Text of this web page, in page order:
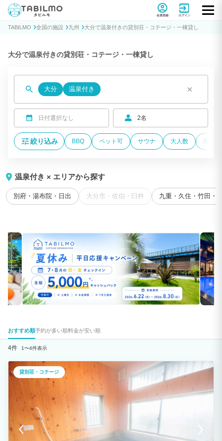
貸別荘コテージ・一棟貸し宿泊予約サイトTABILMO(タビルモ)
会員登録 ログイン
TABILMO 全国の施設 九州 大分で温泉付きの貸別荘・コテージ・一棟貸し
大分で温泉付きの貸別荘・コテージ・一棟貸し
大分 温泉付き ×
日付選択なし 2名
絞り込み BBQ ペット可 サウナ 大人数 海が
温泉付き × エリアから探す
別府・湯布院・日出 大分市・佐伯・臼杵 九重・久住・竹田・
おすすめ順予約が多い順料金が安い順
4件 1〜4件表示
貸別荘・コテージ